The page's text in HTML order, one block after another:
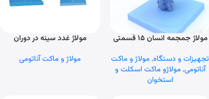
اطلاعات بیشتر
مولاژ جمجمه انسان ۱۵ قسمتی
تجهیزات و دستگاه, مولاژ و ماکت
آناتومی, مولاژو ماکت اسکلت و
استخوان
اطلاعات بیشتر
مولاژ غدد سینه در دوران
مولاژ و ماکت آناتومی